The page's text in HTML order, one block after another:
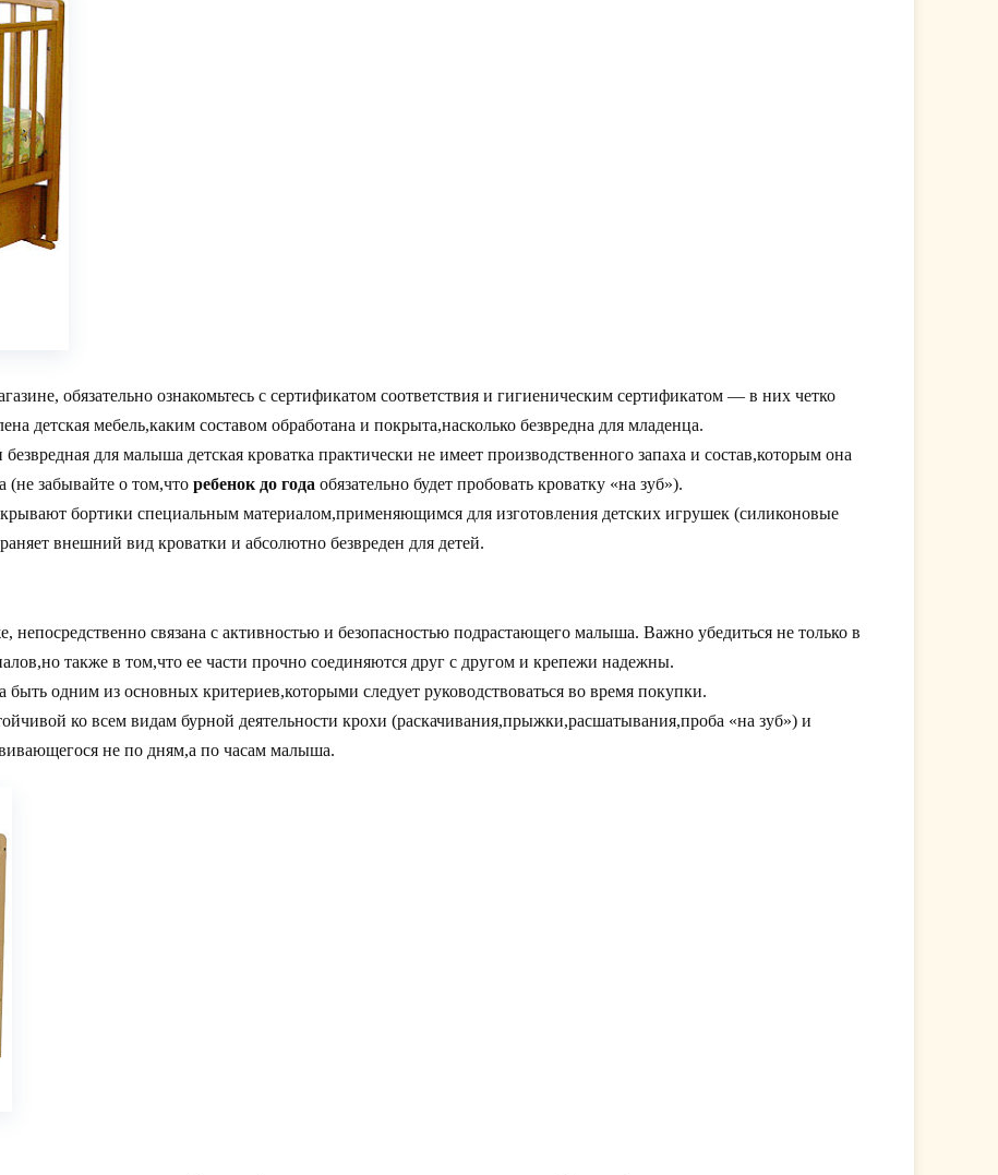
обязательно ознакомьтесь с сертификатом соответствия и гигиеническим сертификатом — в них четко
детская мебель,каким составом обработана и покрыта,насколько безвредна для младенца.
для малыша детская кроватка практически не имеет производственного запаха и состав,которым она
(не забывайте о том,что ребенок до года обязательно будет пробовать кроватку «на зуб»).
бортики специальным материалом,применяющимся для изготовления детских игрушек (силиконовые
внешний вид кроватки и абсолютно безвреден для детей.
непосредственно связана с активностью и безопасностью подрастающего малыша. Важно убедиться не только в
также в том,что ее части прочно соединяются друг с другом и крепежи надежны.
одним из основных критериев,которыми следует руководствоваться во время покупки.
ко всем видам бурной деятельности крохи (раскачивания,прыжки,расшатывания,проба «на зуб») и
не по дням,а по часам малыша.